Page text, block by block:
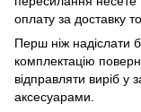
оплату за доставку
Перш ніж надіслати
комплектацію
відправляти виріб у
аксесуарами.